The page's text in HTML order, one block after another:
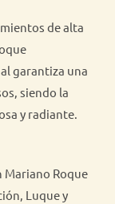
de alta
garantiza una
siendo la
y radiante.
Mariano Roque
Luque y